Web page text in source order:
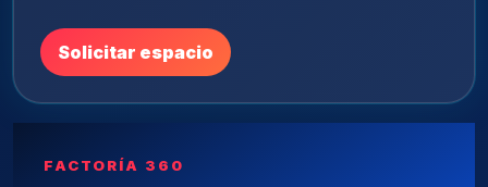
Solicitar espacio
FACTORÍA 360